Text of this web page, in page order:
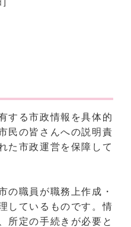
]
する市政情報を具体的
民の皆さんへの説明責
た市政運営を保障して
の職員が職務上作成・
しているものです。情
所定の手続きが必要と